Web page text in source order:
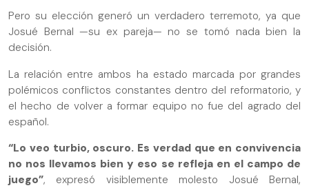
Pero su elección generó un verdadero terremoto, ya que
Josué Bernal —su ex pareja— no se tomó nada bien la
decisión.
La relación entre ambos ha estado marcada por grandes
polémicos conflictos constantes dentro del reformatorio, y
el hecho de volver a formar equipo no fue del agrado del
español.
“Lo veo turbio, oscuro. Es verdad que en convivencia
no nos llevamos bien y eso se refleja en el campo de
juego”, expresó visiblemente molesto Josué Bernal,